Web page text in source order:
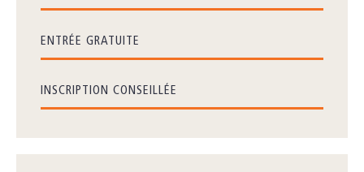
ENTRÉE GRATUITE
INSCRIPTION CONSEILLÉE